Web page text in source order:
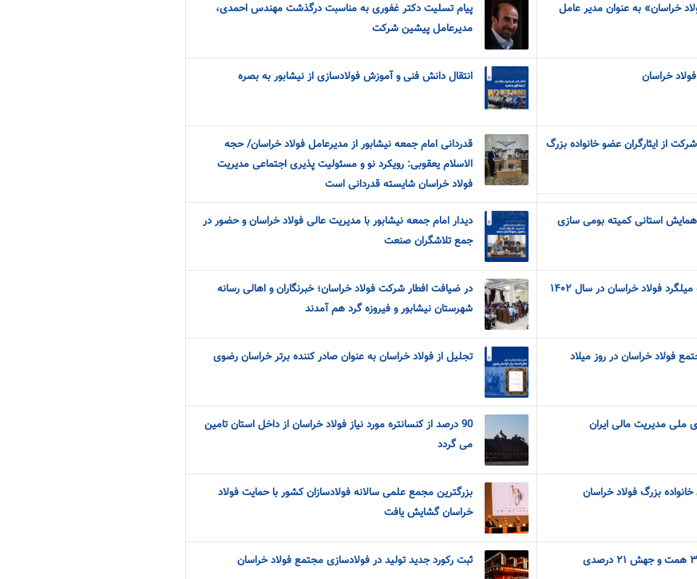
خراسان» به عنوان مدیر عامل
پیام تسلیت دکتر غفوری به مناسبت درگذشت مهندس احمدی،
مدیرعامل پیشین شرکت
خراسان انتقال دانش فنی و آموزش فولادسازی از نیشابور به بصره
از ایثارگران عضو خانواده‌ بزرگ‌
قدردانی امام جمعه نیشابور از مدیرعامل فولاد خراسان/ حجه
الاسلام یعقوبی: رویکرد نو و مسئولیت پذیری اجتماعی مدیریت
فولاد خراسان شایسته قدردانی است
استانی کمیته بومی سازی
دیدار امام جمعه نیشابور با مدیریت عالی فولاد خراسان و حضور در
جمع تلاشگران صنعت
فولاد خراسان در سال ۱۴۰۲
در ضیافت افطار شرکت فولاد خراسان؛ خبرنگاران و اهالی رسانه
شهرستان نیشابور و فیروزه گرد هم آمدند
فولاد خراسان در روز میلاد
تجلیل از فولاد خراسان به عنوان صادر کننده برتر خراسان رضوی
ملی مدیریت مالی ایران
90 درصد از کنسانتره مورد نیاز فولاد خراسان از داخل استان تامین
می گردد
بزرگ فولاد خراسان
بزرگترین مجمع علمی سالانه فولادسازان کشور با حمایت فولاد
خراسان گشایش یافت
عبور درآمدهای فخاس از مرز ۳۲ همت و جهش ۲۱ درصدی
ثبت رکورد جدید تولید در فولادسازی مجتمع فولاد خراسان